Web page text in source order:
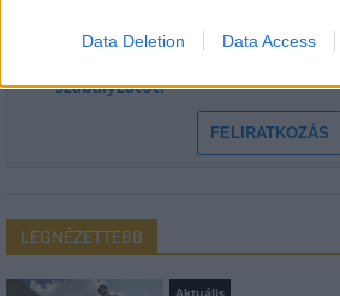
Data Deletion Data Access
szabályzatot!
FELIRATKOZÁS
LEGNÉZETTEBB
Aktuális